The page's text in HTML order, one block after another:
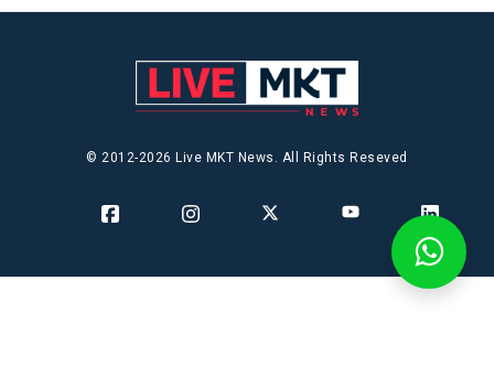
© 2012-2026 Live MKT News. All Rights Reseved